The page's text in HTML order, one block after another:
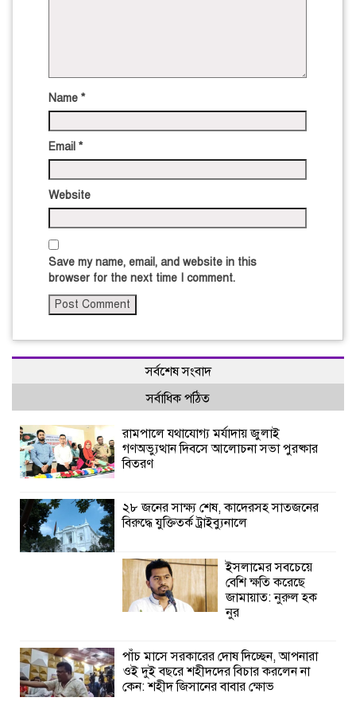
Name *
Email *
Website
Save my name, email, and website in this
browser for the next time I comment.
সর্বশেষ সংবাদ
সর্বাধিক পঠিত
রামপালে যথাযোগ্য মর্যাদায় জুলাই
গণঅভ্যুত্থান দিবসে আলোচনা সভা পুরষ্কার
বিতরণ
২৮ জনের সাক্ষ্য শেষ, কাদেরসহ সাতজনের
বিরুদ্ধে যুক্তিতর্ক ট্রাইব্যুনালে
ইসলামের সবচেয়ে
বেশি ক্ষতি করেছে
জামায়াত: নুরুল হক
নুর
পাঁচ মাসে সরকারের দোষ দিচ্ছেন, আপনারা
ওই দুই বছরে শহীদদের বিচার করলেন না
কেন: শহীদ জিসানের বাবার ক্ষোভ